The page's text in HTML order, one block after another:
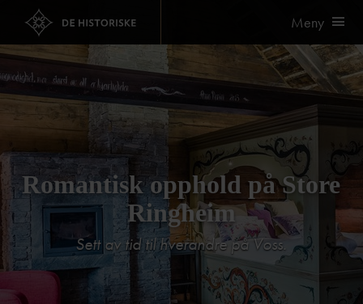
Meny
Romantisk opphold på Store
Ringheim
Sett av tid til hverandre på Voss.